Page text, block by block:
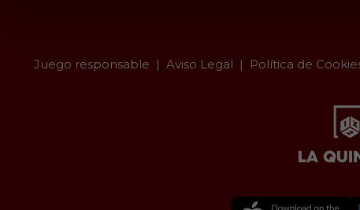
Juego responsable Aviso Legal Política de